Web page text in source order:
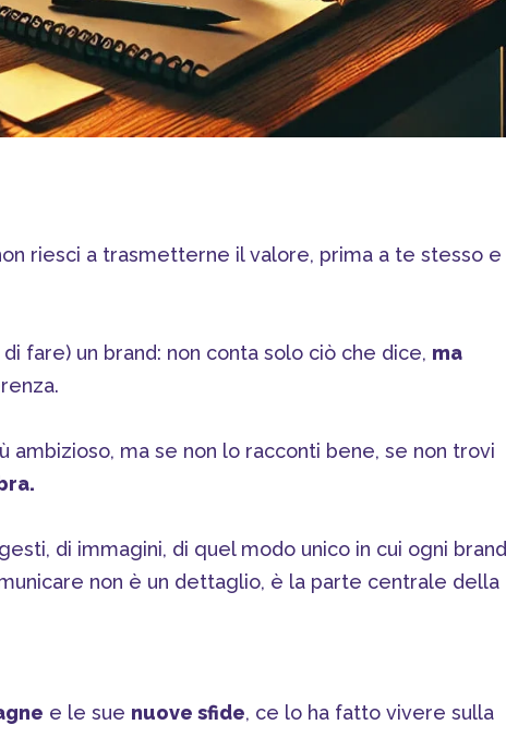
riesci a trasmetterne il valore, prima a te stesso e
fare) un brand: non conta solo ciò che dice, ma
ambizioso, ma se non lo racconti bene, se non trovi
di immagini, di quel modo unico in cui ogni brand
non è un dettaglio, è la parte centrale della
e le sue nuove sfide, ce lo ha fatto vivere sulla